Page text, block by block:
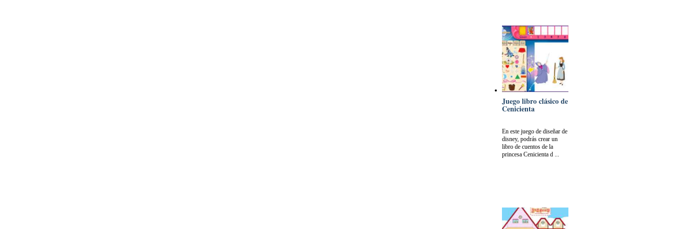
Juego libro clásico de
Cenicienta
En este juego de diseñar de
disney, podrás crear un
libro de cuentos de la
princesa Cenicienta d ...